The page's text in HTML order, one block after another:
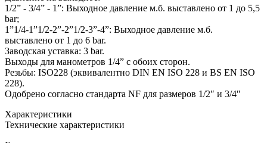
1/2” - 3/4” - 1”: Выходное давление м.б. выставлено от 1 до 5,5
bar;
1”1/4-1”1/2-2”-2”1/2-3”-4”: Выходное давление м.б.
выставлено от 1 до 6 bar.
Заводская уставка: 3 bar.
Выходы для манометров 1/4” с обоих сторон.
Резьбы: ISO228 (эквивалентно DIN EN ISO 228 и BS EN ISO
228).
Одобрено согласно стандарта NF для размеров 1/2″ и 3/4″
Характеристики
Технические характеристики